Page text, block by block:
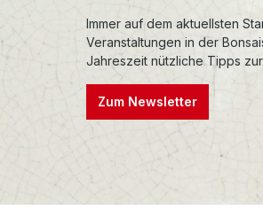
Immer auf dem aktuellsten
Veranstaltungen in der
Jahreszeit nützliche Tipps
Zum Newsletter